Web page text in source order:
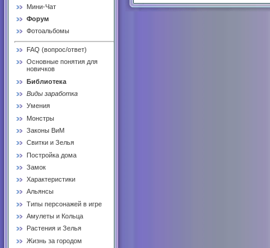
Мини-Чат
Форум
Фотоальбомы
FAQ (вопрос/ответ)
Основные понятия для
новичков
Библиотека
Виды заработка
Умения
Монстры
Законы ВиМ
Свитки и Зелья
Постройка дома
Замок
Характеристики
Альянсы
Типы персонажей в игре
Амулеты и Кольца
Растения и Зелья
Жизнь за городом